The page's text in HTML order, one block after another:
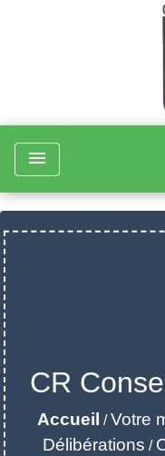
menu
CR
Accueil /Votre
Délibérations /